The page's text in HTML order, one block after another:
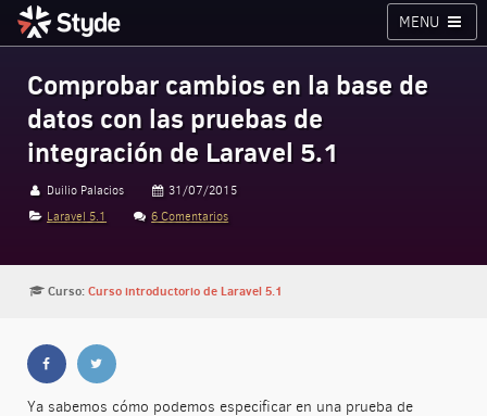
Styde.net
MENU
Comprobar cambios en la base de
datos con las pruebas de
integración de Laravel 5.1
Duilio Palacios
31/07/2015
Laravel 5.1
6 Comentarios
Curso:Curso introductorio de Laravel 5.1
Ya sabemos cómo podemos especificar en una prueba de